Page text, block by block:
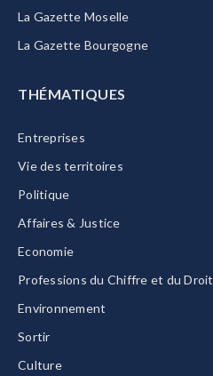
La Gazette Moselle
La Gazette Bourgogne
THÉMATIQUES
Entreprises
Vie des territoires
Politique
Affaires & Justice
Economie
Professions du Chiffre et du Droit
Environnement
Sortir
Culture